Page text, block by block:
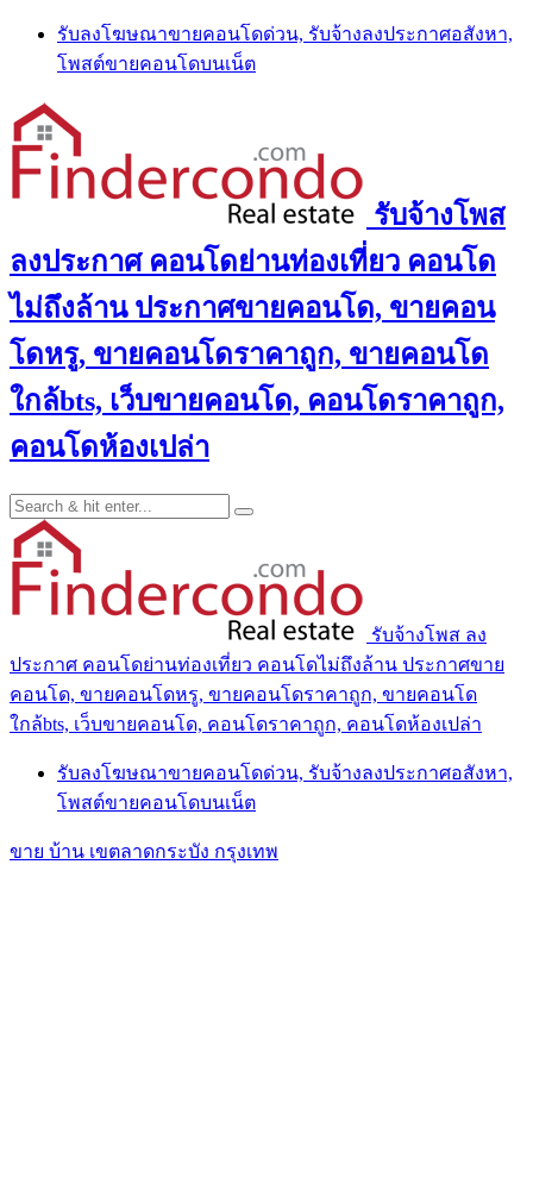
Skip
content
รับลงโฆษณาขายคอนโดด่วน, รับจ้างลงประกาศอสังหา,
โพสต์ขายคอนโดบนเน็ต
รับจ้างโพส
ลงประกาศ คอนโดย่านท่องเที่ยว คอนโด
ไม่ถึงล้าน ประกาศขายคอนโด, ขายคอน
โดหรู, ขายคอนโดราคาถูก, ขายคอนโด
ใกล้bts, เว็บขายคอนโด, คอนโดราคาถูก,
คอนโดห้องเปล่า
รับจ้างโพส ลง
ประกาศ คอนโดย่านท่องเที่ยว คอนโดไม่ถึงล้าน ประกาศขาย
คอนโด, ขายคอนโดหรู, ขายคอนโดราคาถูก, ขายคอนโด
ใกล้bts, เว็บขายคอนโด, คอนโดราคาถูก, คอนโดห้องเปล่า
รับลงโฆษณาขายคอนโดด่วน, รับจ้างลงประกาศอสังหา,
โพสต์ขายคอนโดบนเน็ต
ขาย บ้าน เขตลาดกระบัง กรุงเทพ